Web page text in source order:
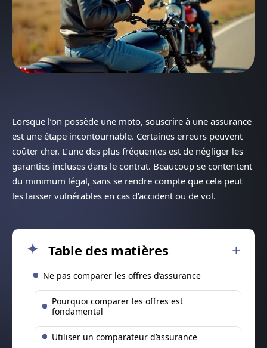
Lorsque l’on possède une moto, souscrire à une assurance
est une étape incontournable. Certaines erreurs peuvent
coûter cher. L’une des plus fréquentes est de négliger les
garanties incluses dans le contrat. Beaucoup se contentent
du minimum légal, sans se rendre compte que cela peut
les laisser vulnérables en cas d’accident ou de vol.
Table des matières
Ne pas comparer les offres d’assurance
Pourquoi comparer les offres est
fondamental
Utiliser un comparateur d’assurance